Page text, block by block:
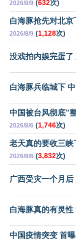
2026/8/9 (632次)
白海豚抢先对北
2026/8/9 (1,128次)
没戏拍内娱完蛋了
白海豚兵临城下
中国被台风彻底“
2026/8/6 (1,746次)
老天真的要收三
2026/8/6 (3,832次)
广西受灾一个月
白海豚真的有灵
中国疫情突变 首